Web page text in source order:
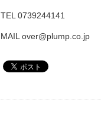
TEL 0739244141
MAIL over@plump.co.jp